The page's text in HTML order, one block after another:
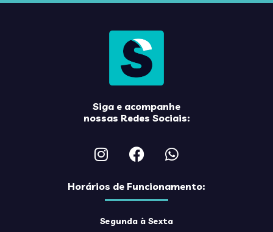
Siga e acompanhe
nossas Redes Sociais:
Horários de Funcionamento:
Segunda à Sexta